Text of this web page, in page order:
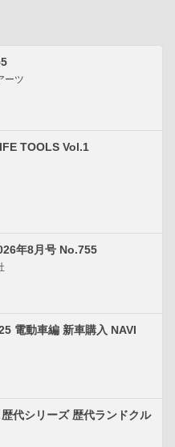
ーツ
TOOLS Vol.1
年8月号 No.755
電動車編 新車購入 NAVI
代シリーズ 歴代ランドクル